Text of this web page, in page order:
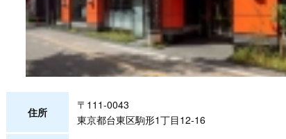
住所
〒111-0043
東京都台東区駒形1丁目12-16